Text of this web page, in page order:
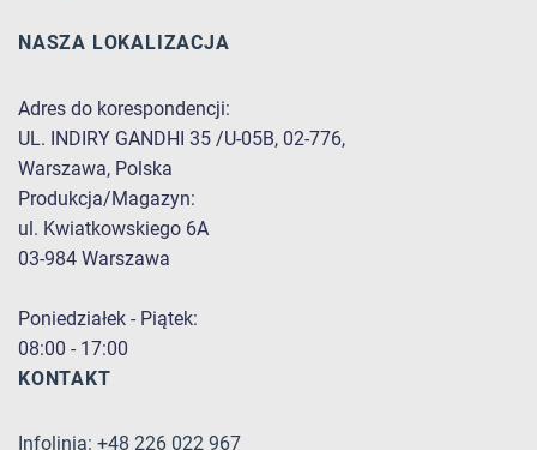
NASZA LOKALIZACJA
Adres do korespondencji:
UL. INDIRY GANDHI 35 /U-05B, 02-776,
Warszawa, Polska
Produkcja/Magazyn:
ul. Kwiatkowskiego 6A
03-984 Warszawa
Poniedziałek - Piątek:
08:00 - 17:00
KONTAKT
Infolinia: +48 226 022 967